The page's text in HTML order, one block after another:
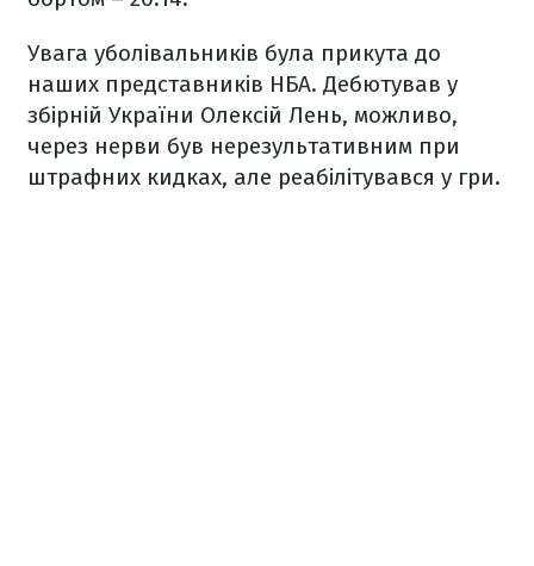
Увага уболівальників була прикута до
наших представників НБА. Дебютував у
збірній України Олексій Лень, можливо,
через нерви був нерезультативним при
штрафних кидках, але реабілітувався у гри.